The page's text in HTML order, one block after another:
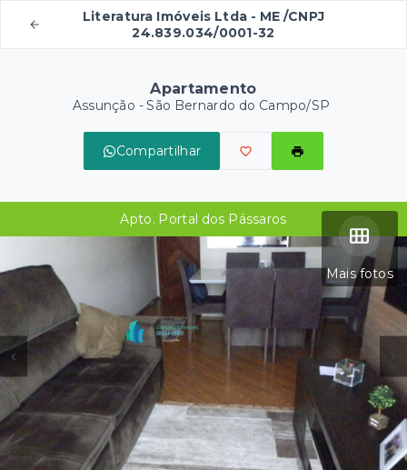
Literatura Imóveis Ltda - ME /CNPJ
24.839.034/0001-32
Apartamento
Assunção - São Bernardo do Campo/SP
Compartilhar
Mais fotos
Apto. Portal dos Pássaros